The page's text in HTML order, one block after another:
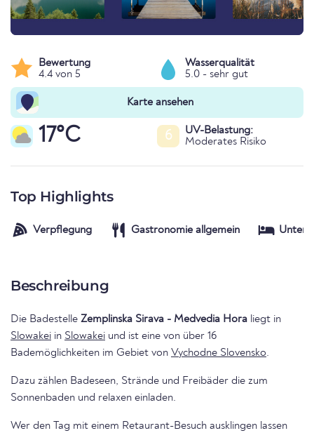
Bewertung
4.4 von 5
Wasserqualität
5.0 - sehr gut
Karte ansehen
17°C 6
UV-Belastung:
Moderates Risiko
Top Highlights
Verpflegung Gastronomie allgemein
Beschreibung
Die Badestelle Zemplinska Sirava - Medvedia Hora liegt in
Slowakei in Slowakei und ist eine von über 16
Bademöglichkeiten im Gebiet von Vychodne Slovensko.
Dazu zählen Badeseen, Strände und Freibäder die zum
Sonnenbaden und relaxen einladen.
Wer den Tag mit einem Retaurant-Besuch ausklingen lassen